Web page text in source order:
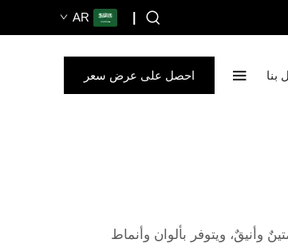
AR
بنا احصل على عرض سعر
ويتوفر بألوان وأنماط